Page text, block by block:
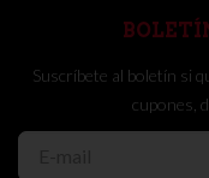
Suscríbete al boletín si
cupones,